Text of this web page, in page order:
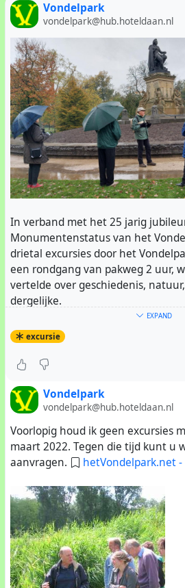
vol dieren!Meer informatie.
Vondelpark
vondelpark@hub.hoteldaan.nl
In verband met het 25 jarig
Monumentenstatus van het
drietal excursies door het
een rondgang van pakweg 2 uur,
vertelde over geschiedenis,
dergelijke.
Zoals je ziet gaan de excursies
weersomstandigheden door.
EXPAND
excursie
Vondelpark
vondelpark@hub.hoteldaan.nl
Voorlopig houd ik geen excursies
maart 2022. Tegen die tijd kunt u
aanvragen.
hetVondelpark.net -